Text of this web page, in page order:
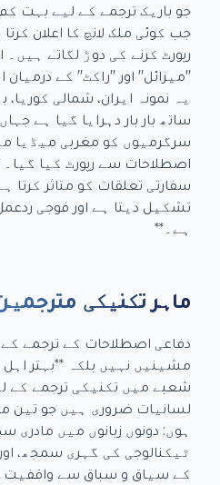
جو باریک ترجمے کے لیے بہت
جب کوئی ملک لانچ کا اعلان
رپورٹ کرنے کی دوڑ لگاتے ہیں۔
"میزائل" اور "راکٹ" کے درمیان
یہ نمونہ ایران، شمالی کوریا،
ساتھ بار بار دہرایا گیا ہے
سرگرمیوں کو مغربی میڈیا
اصطلاحات سے رپورٹ کیا
سفارتی تعلقات کو متاثر کرتا
تشکیل دیتا ہے اور فوجی
ہے۔**
ماہر تکنیکی
دفاعی اصطلاحات کے ترجمے کے
مشینیں نہیں بلکہ **بہتر
شعبے میں تکنیکی ترجمے کے
لسانیات ضروری ہیں جو تین
ہوں: دونوں زبانوں میں
ٹیکنالوجی کی گہری سمجھ،